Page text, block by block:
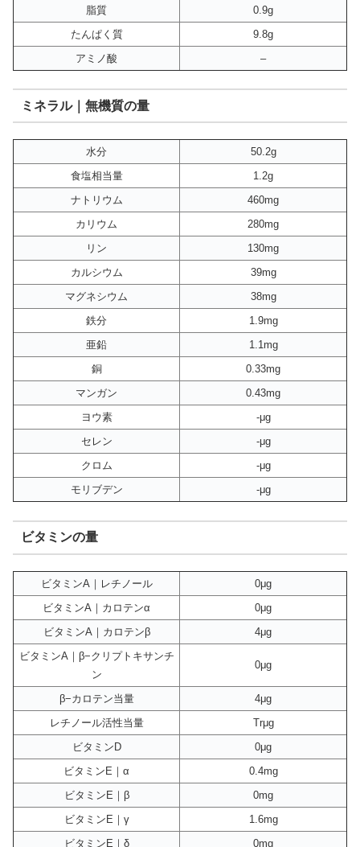
脂質
0.9g
たんぱく質
9.8g
アミノ酸
–
ミネラル｜無機質の量
水分
50.2g
食塩相当量
1.2g
ナトリウム
460mg
カリウム
280mg
リン
130mg
カルシウム
39mg
マグネシウム
38mg
鉄分
1.9mg
亜鉛
1.1mg
銅
0.33mg
マンガン
0.43mg
ヨウ素
-μg
セレン
-μg
クロム
-μg
モリブデン
-μg
ビタミンの量
ビタミンA｜レチノール
0μg
ビタミンA｜カロテンα
0μg
ビタミンA｜カロテンβ
4μg
ビタミンA｜β−クリプトキサンチ
ン
0μg
β−カロテン当量
4μg
レチノール活性当量
Trμg
ビタミンD
0μg
ビタミンE｜α
0.4mg
ビタミンE｜β
0mg
ビタミンE｜γ
1.6mg
ビタミンE｜δ
0mg